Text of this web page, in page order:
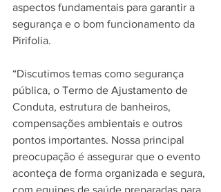
aspectos fundamentais para garantir a
segurança e o bom funcionamento da
Pirifolia.
“Discutimos temas como segurança
pública, o Termo de Ajustamento de
Conduta, estrutura de banheiros,
compensações ambientais e outros
pontos importantes. Nossa principal
preocupação é assegurar que o evento
aconteça de forma organizada e segura,
com equipes de saúde preparadas para